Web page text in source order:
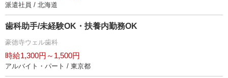
派遣社員 / 北海道
歯科助手/未経験OK・扶養内勤務OK
豪徳寺ウェル歯科
時給1,300円～1,500円
アルバイト・パート / 東京都